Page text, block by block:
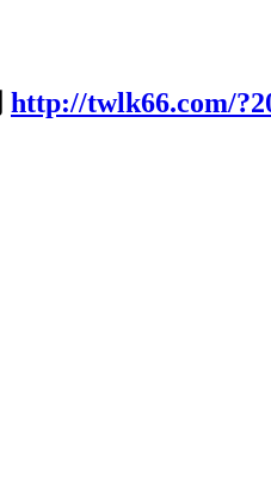
http://twlk66.com/